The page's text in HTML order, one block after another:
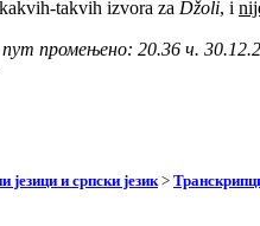
takvih izvora za Džoli, i
промењено: 20.36 ч.
језици и српски језик>